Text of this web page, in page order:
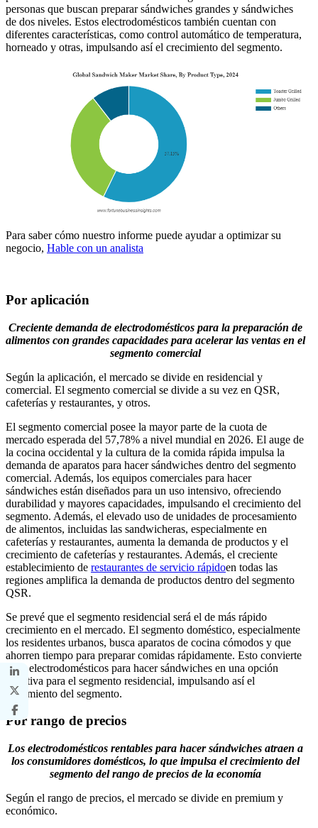
personas que buscan preparar sándwiches grandes y sándwiches
de dos niveles. Estos electrodomésticos también cuentan con
diferentes características, como control automático de temperatura,
horneado y otras, impulsando así el crecimiento del segmento.
Para saber cómo nuestro informe puede ayudar a optimizar su
negocio, Hable con un analista
Por aplicación
Creciente demanda de electrodomésticos para la preparación de
alimentos con grandes capacidades para acelerar las ventas en el
segmento comercial
Según la aplicación, el mercado se divide en residencial y
comercial. El segmento comercial se divide a su vez en QSR,
cafeterías y restaurantes, y otros.
El segmento comercial posee la mayor parte de la cuota de
mercado esperada del 57,78% a nivel mundial en 2026. El auge de
la cocina occidental y la cultura de la comida rápida impulsa la
demanda de aparatos para hacer sándwiches dentro del segmento
comercial. Además, los equipos comerciales para hacer
sándwiches están diseñados para un uso intensivo, ofreciendo
durabilidad y mayores capacidades, impulsando el crecimiento del
segmento. Además, el elevado uso de unidades de procesamiento
de alimentos, incluidas las sandwicheras, especialmente en
cafeterías y restaurantes, aumenta la demanda de productos y el
crecimiento de cafeterías y restaurantes. Además, el creciente
establecimiento de restaurantes de servicio rápidoen todas las
regiones amplifica la demanda de productos dentro del segmento
QSR.
Se prevé que el segmento residencial será el de más rápido
crecimiento en el mercado. El segmento doméstico, especialmente
los residentes urbanos, busca aparatos de cocina cómodos y que
ahorren tiempo para preparar comidas rápidamente. Esto convierte
a los electrodomésticos para hacer sándwiches en una opción
atractiva para el segmento residencial, impulsando así el
crecimiento del segmento.
Por rango de precios
Los electrodomésticos rentables para hacer sándwiches atraen a
los consumidores domésticos, lo que impulsa el crecimiento del
segmento del rango de precios de la economía
Según el rango de precios, el mercado se divide en premium y
económico.